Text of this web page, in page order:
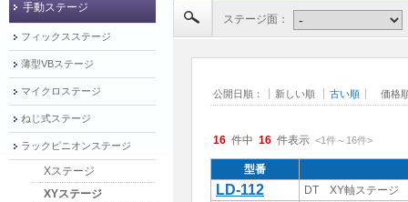
ステージ面：
公開日順： 新しい順 古い順 価格
16 件中 16 件表示 <1件～ 16件>
型番
LD-112 DT XY軸ステージ
手動ステージ
フィックスステージ
薄型VBステージ
マイクロステージ
ねじ式ステージ
ラックピニオンステージ
Xステージ
XYステージ